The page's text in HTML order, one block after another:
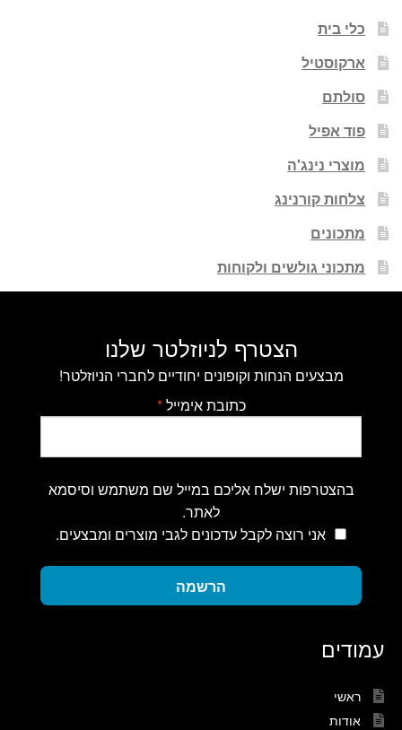
כלי בית
ארקוסטיל
סולתם
פוד אפיל
מוצרי נינג'ה
צלחות קורנינג
מתכונים
מתכוני גולשים ולקוחות
הצטרף לניוזלטר שלנו
מבצעים הנחות וקופונים יחודיים לחברי הניוזלטר!
כתובת אימייל*
בהצטרפות ישלח אליכם במייל שם משתמש וסיסמא
לאתר.
אני רוצה לקבל עדכונים לגבי מוצרים ומבצעים.
הרשמה
עמודים
ראשי
אודות